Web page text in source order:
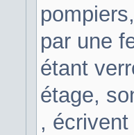
par une
étant
étage,
,